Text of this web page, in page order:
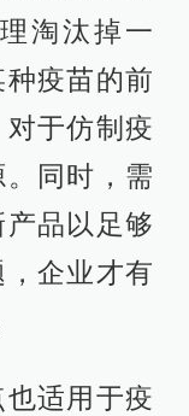
淘汰掉一
疫苗的前
于仿制疫
同时，需
品以足够
企业才有
适用于疫